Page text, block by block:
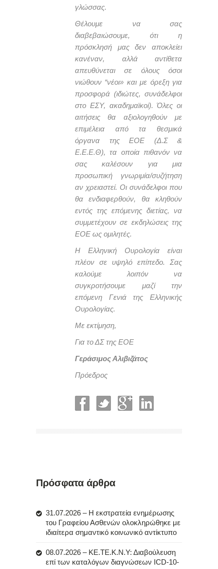
γλώσσας.
Θέλουμε να σας
διαβεβαιώσουμε, ότι η
πρόσκλησή μας δεν αποκλείει
κανέναν, αλλά αντίθετα
απευθύνεται σε όλους όσοι
νιώθουν “νέοι» και με όρεξη για
προσφορά (ιδιώτες, συνάδελφοι
στο ΕΣΥ, ακαδημαϊκοί). Όλες οι
αιτήσεις θα αξιολογηθούν με
επιμέλεια από τα θεσμικά
όργανα της ΕΟΕ (Δ.Σ &
Ε.Ε.Ε.Θ), τα οποία πιθανόν να
σας καλέσουν για μια
προσωπική γνωριμία/συζήτηση
αν χρειαστεί. Οι συνάδελφοι που
θα ενδιαφερθούν, θα κληθούν
εντός της επόμενης διετίας, να
συμμετέχουν σε εκδηλώσεις της
ΕΟΕ ως ομιλητές.
Η Ελληνική Ουρολογία είναι
πλέον σε υψηλό επίπεδο. Σας
καλούμε λοιπόν να
συγκροτήσουμε μαζί την
επόμενη Γενιά της Ελληνικής
Ουρολογίας.
Με εκτίμηση,
Για το ΔΣ της ΕΟΕ
Γεράσιμος Αλιβιζάτος
Πρόεδρος
Πρόσφατα άρθρα
31.07.2026 – Η εκστρατεία ενημέρωσης
του Γραφείου Ασθενών ολοκληρώθηκε με
ιδιαίτερα σημαντικό κοινωνικό αντίκτυπο
08.07.2026 – ΚΕ.ΤΕ.Κ.Ν.Υ: Διαβούλευση
επί των καταλόγων διαγνώσεων ICD-10-